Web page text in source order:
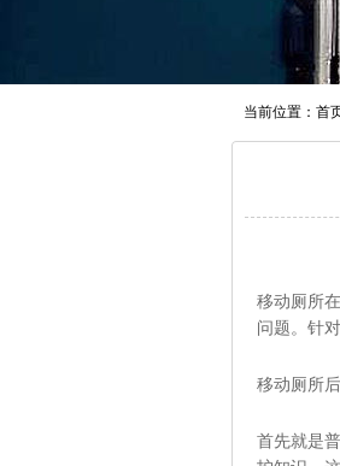
当前位置： 首
移动厕所
问题。针
移动厕所
首先就是